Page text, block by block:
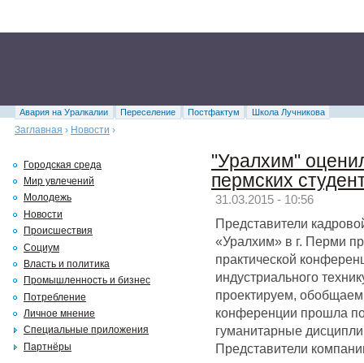
Авария на Уралкалии Переселение Постфактум
Школа Лучникова
Заглавная › Новости ›
"Уралхим"
пермских
31.03.2015 - 10:56
Представители
«Уралхим» в г. Перми
практической
индустриального
проектируем,
конференции прошла
гуманитарные
Представители
Городская среда
Мир увлечений
Молодежь
Новости
Происшествия
Социум
Власть и политика
Промышленность и бизнес
Потребление
Личное мнение
Специальные приложения
Партнёры